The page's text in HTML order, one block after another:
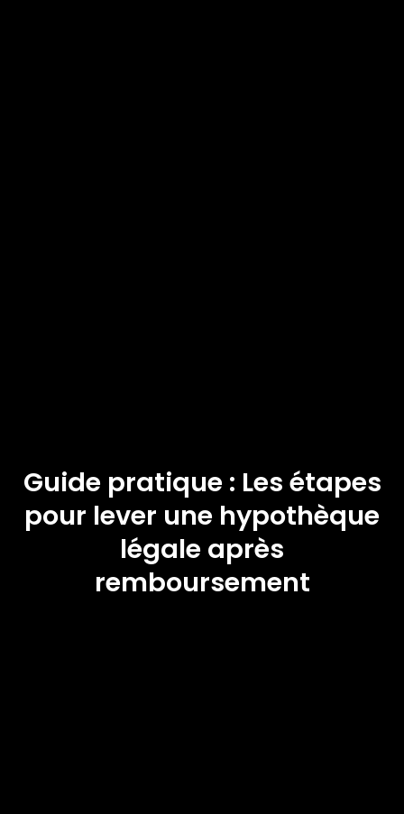
Guide pratique : Les étapes
pour lever une hypothèque
légale après
remboursement